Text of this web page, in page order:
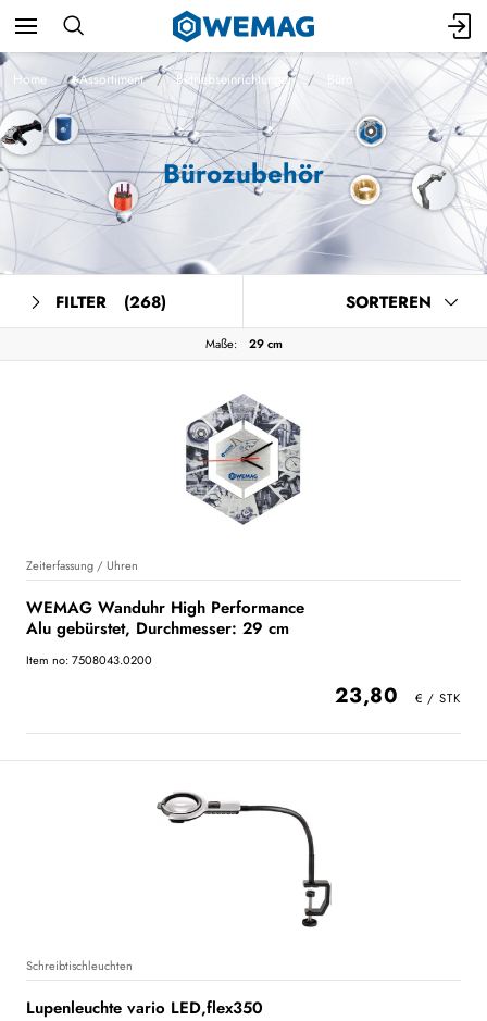
Home Assortiment Betriebseinrichtungen Büro
Bürozubehör
FILTER (268) SORTEREN
Maße: 29 cm
Zeiterfassung / Uhren
WEMAG Wanduhr High Performance
Alu gebürstet, Durchmesser: 29 cm
Item no: 7508043.0200
23,80
Schreibtischleuchten
Lupenleuchte vario LED,flex350